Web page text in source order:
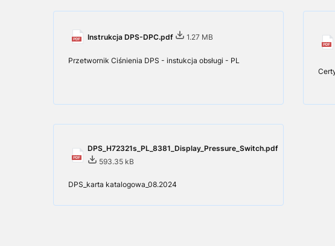
Instrukcja DPS-DPC.pdf 1.27 MB
Przetwornik Ciśnienia DPS - instukcja obsługi - PL
DPS_H72321s_PL_8381_Display_Pressure_Switch.pdf
593.35 kB
DPS_karta katalogowa_08.2024